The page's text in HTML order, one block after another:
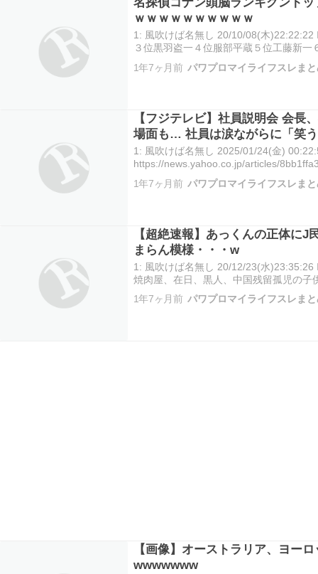
ｗｗｗｗｗｗｗｗｗｗ
1: 風吹けば名無し 20/10/08(木
３位黒羽盗一４位服部平蔵５位工藤新
透９位羽田秀吉10位服部平次異論ある？
1年7ヶ月前 パワプロマイライフスレま
【フジテレビ】社員説明会 会長
場面も… 社員は涙ながらに「笑
1: 風吹けば名無し 2025/01/24(金)
https://news.yahoo.co.jp/articles/
フジ説明会で会長、社長が笑いな…
1年7ヶ月前 パワプロマイライフスレま
【超絶速報】あっくんの正体にJ
まらん模様・・・w
1: 風吹けば名無し 20/12/23(水
焼肉屋、在日、黒人、中国残留孤児の子
属、コップがプラスチック、保育園卒
産党のポスター、帝王切開生まれ、川
1年7ヶ月前 パワプロマイライフスレま
【画像】オーストラリア、ヨー
wwwwwww